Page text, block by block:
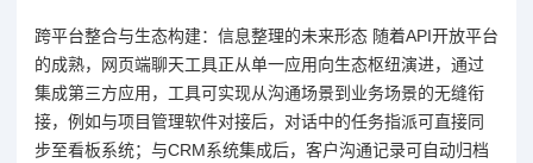
跨平台整合与生态构建：信息整理的未来形态 随着API开放平台
的成熟，网页端聊天工具正从单一应用向生态枢纽演进，通过
集成第三方应用，工具可实现从沟通场景到业务场景的无缝衔
接，例如与项目管理软件对接后，对话中的任务指派可直接同
步至看板系统；与CRM系统集成后，客户沟通记录可自动归档